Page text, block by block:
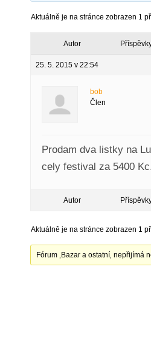
Aktuálně je na stránce zobrazen 1
Autor
25. 5. 2015 v 22:54
bob
Člen
Prodam dva listky na
cely festival za 5400
Autor
Aktuálně je na stránce zobrazen 1
Fórum ‚Bazar a ostatní‚ nepřijímá